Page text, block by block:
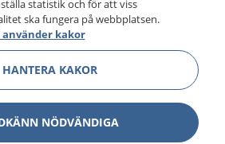
du vill må bättre.
Visa
statistik och för att viss
ska fungera på webbplatsen.
använder kakor
HANTERA KAKOR
NÖDVÄNDIGA